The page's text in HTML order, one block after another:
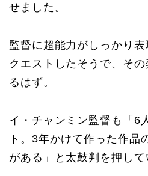
せました。
監督に超能力がしっかり
クエストしたそうで、そ
るはず。
イ・チャンミン監督も「6
ト。3年かけて作った作品
がある」と太鼓判を押して